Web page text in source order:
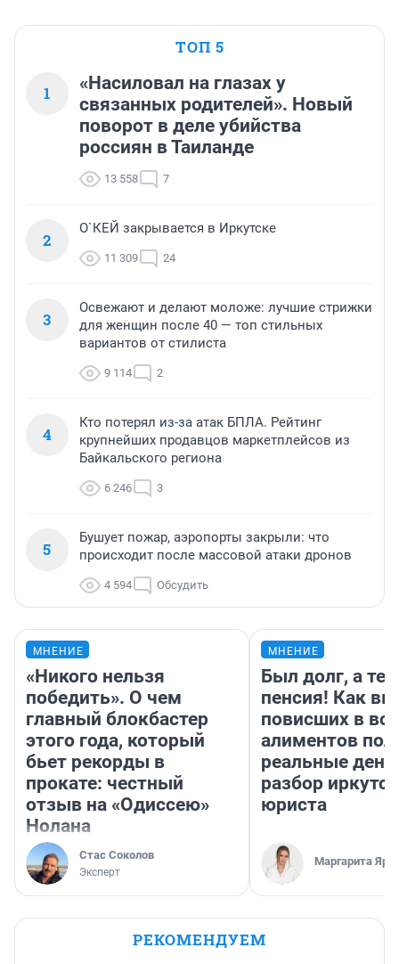
ТОП 5
1
«Насиловал на глазах у
связанных родителей». Новый
поворот в деле убийства
россиян в Таиланде
13 558 7
2
О`КЕЙ закрывается в Иркутске
11 309 24
3
Освежают и делают моложе: лучшие стрижки
для женщин после 40 — топ стильных
вариантов от стилиста
9 114 2
4
Кто потерял из-за атак БПЛА. Рейтинг
крупнейших продавцов маркетплейсов из
Байкальского региона
6 246 3
5
Бушует пожар, аэропорты закрыли: что
происходит после массовой атаки дронов
4 594 Обсудить
МНЕНИЕ
«Никого нельзя
победить». О чем
главный блокбастер
этого года, который
бьет рекорды в
прокате: честный
отзыв на «Одиссею»
Нолана
Стас Соколов
Эксперт
МНЕНИЕ
Был долг, а
пенсия! Как
повисших в
алиментов
реальные
разбор
юриста
Маргарита
РЕКОМЕНДУЕМ